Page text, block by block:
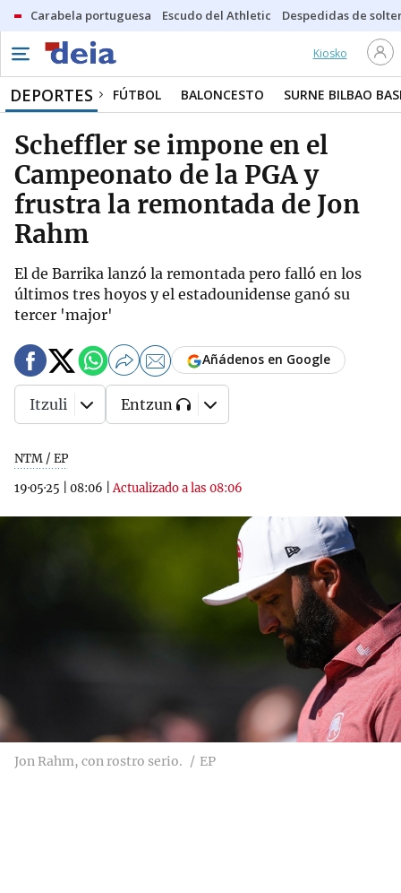
Carabela portuguesa Escudo del Athletic Despedidas de
Kiosko
DEPORTES FÚTBOL BALONCESTO SURNE BILBAO
Scheffler se impone en el
Campeonato de la PGA y
frustra la remontada de Jon
Rahm
El de Barrika lanzó la remontada pero falló en los
últimos tres hoyos y el estadounidense ganó su
tercer 'major'
NTM / EP
19·05·25
08:06 |Actualizado a las 08:06
Añádenos en Google
Itzuli Entzun
Jon Rahm, con rostro serio. EP